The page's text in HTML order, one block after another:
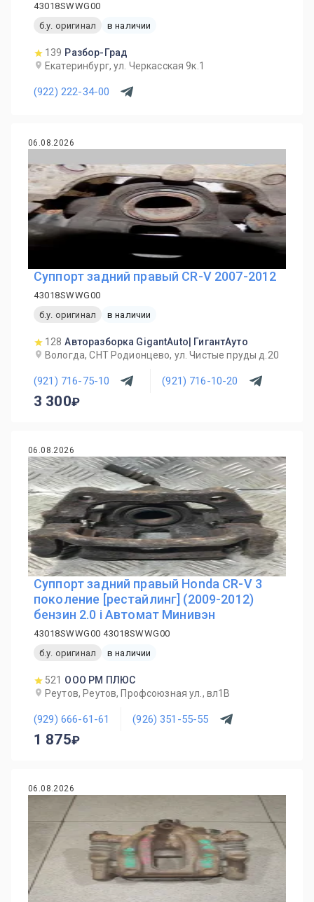
43018SWWG00
б.у. оригинал
в наличии
139 Разбор-Град
Екатеринбург, ул. Черкасская 9к.1
(922) 222-34-00
06.08.2026
Суппорт задний правый CR-V 2007-2012
43018SWWG00
б.у. оригинал
в наличии
128 Авторазборка GigantAuto| ГигантАуто
Вологда, СНТ Родионцево, ул. Чистые пруды д.20
(921) 716-75-10 (921) 716-10-20
3 300
06.08.2026
Суппорт задний правый Honda CR-V 3
поколение [рестайлинг] (2009-2012)
бензин 2.0 i Автомат Минивэн
43018SWWG00 43018SWWG00
б.у. оригинал
в наличии
521 ООО РМ ПЛЮС
Реутов, Реутов, Профсоюзная ул., вл1В
(929) 666-61-61 (926) 351-55-55
1 875
06.08.2026